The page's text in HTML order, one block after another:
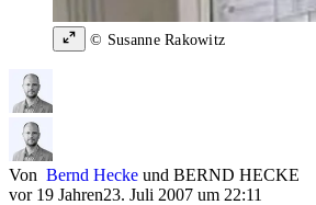
© Susanne Rakowitz
Von Bernd Hecke und BERND HECKE
vor 19 Jahren23. Juli 2007 um 22:11